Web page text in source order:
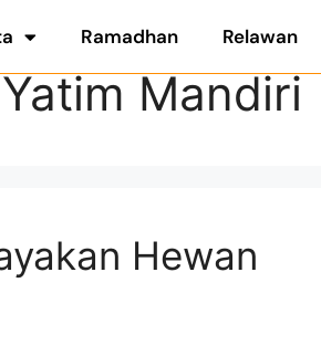
Ramadhan Relawan
Mandiri
Hewan